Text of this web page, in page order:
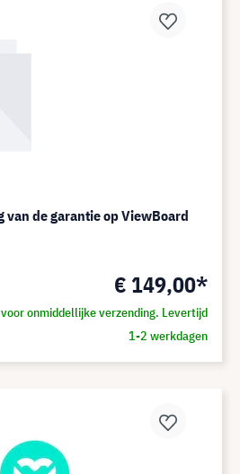
de garantie op ViewBoard
€ 149,00*
onmiddellijke verzending. Levertijd
1-2 werkdagen